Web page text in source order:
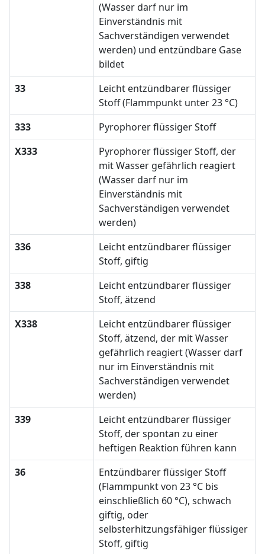
(Wasser darf nur im
Einverständnis mit
Sachverständigen verwendet
werden) und entzündbare Gase
bildet
33
Leicht entzündbarer flüssiger
Stoff (Flammpunkt unter 23 °C)
333
Pyrophorer flüssiger Stoff
X333
Pyrophorer flüssiger Stoff, der
mit Wasser gefährlich reagiert
(Wasser darf nur im
Einverständnis mit
Sachverständigen verwendet
werden)
336
Leicht entzündbarer flüssiger
Stoff, giftig
338
Leicht entzündbarer flüssiger
Stoff, ätzend
X338
Leicht entzündbarer flüssiger
Stoff, ätzend, der mit Wasser
gefährlich reagiert (Wasser darf
nur im Einverständnis mit
Sachverständigen verwendet
werden)
339
Leicht entzündbarer flüssiger
Stoff, der spontan zu einer
heftigen Reaktion führen kann
36
Entzündbarer flüssiger Stoff
(Flammpunkt von 23 °C bis
einschließlich 60 °C), schwach
giftig, oder
selbsterhitzungsfähiger flüssiger
Stoff, giftig